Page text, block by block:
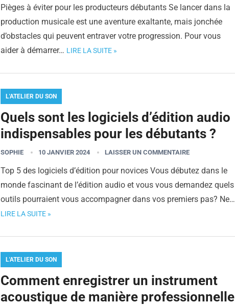
Pièges à éviter pour les producteurs débutants Se lancer dans la
production musicale est une aventure exaltante, mais jonchée
d’obstacles qui peuvent entraver votre progression. Pour vous
aider à démarrer… LIRE LA SUITE »
L'ATELIER DU SON
Quels sont les logiciels d’édition audio
indispensables pour les débutants ?
SOPHIE 10 JANVIER 2024 LAISSER UN COMMENTAIRE
Top 5 des logiciels d’édition pour novices Vous débutez dans le
monde fascinant de l’édition audio et vous vous demandez quels
outils pourraient vous accompagner dans vos premiers pas? Ne…
LIRE LA SUITE »
L'ATELIER DU SON
Comment enregistrer un instrument
acoustique de manière professionnelle